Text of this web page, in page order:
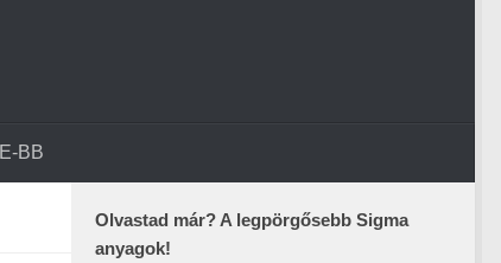
E-BB
Olvastad már? A legpörgősebb Sigma
anyagok!